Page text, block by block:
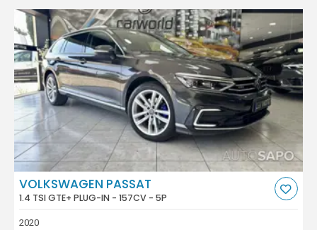
VOLKSWAGEN PASSAT
1.4 TSI GTE+ PLUG-IN - 157CV - 5P
2020